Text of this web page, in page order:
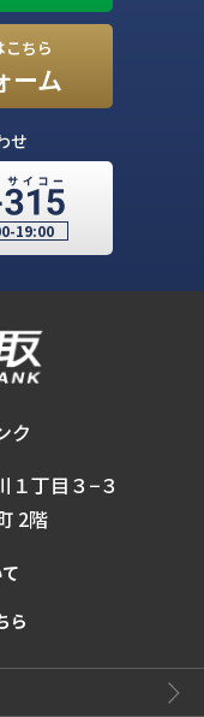
こちら
ーム
せ
19:00
ク
１丁目３−３
2階
ら